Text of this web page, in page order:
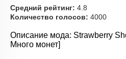
Средний рейтинг: 4.8
Количество голосов: 4000
Описание мода: Strawberry
Много монет]